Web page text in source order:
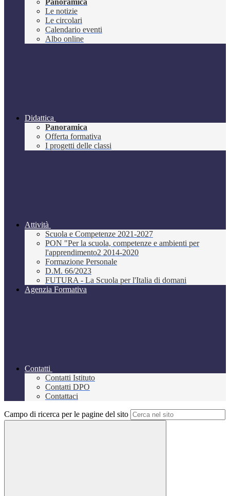
Panoramica
Le notizie
Le circolari
Calendario eventi
Albo online
Didattica
Panoramica
Offerta formativa
I progetti delle classi
Attività
Scuola e Competenze 2021-2027
PON "Per la scuola, competenze e ambienti per
l'apprendimento2 2014-2020
Formazione Personale
D.M. 66/2023
FUTURA - La Scuola per l'Italia di domani
Agenzia Formativa
Contatti
Contatti Istituto
Contatti DPO
Contattaci
Campo di ricerca per le pagine del sito